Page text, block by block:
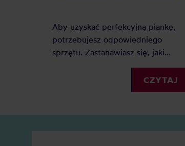
Aby uzyskać perfekcyjną piankę,
potrzebujesz odpowiedniego
sprzętu. Zastanawiasz się, jaki
spieniacz do mleka kupić?
Elektryczny, ręczny, a może
indukcyjny? Oto nasz szczegółowy
CZYTAJ